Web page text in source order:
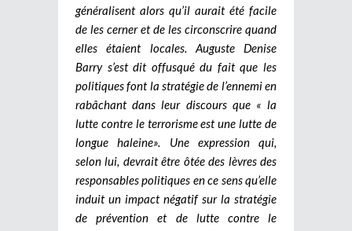
généralisent alors qu’il aurait été facile
de les cerner et de les circonscrire quand
elles étaient locales. Auguste Denise
Barry s’est dit offusqué du fait que les
politiques font la stratégie de l’ennemi en
rabâchant dans leur discours que « la
lutte contre le terrorisme est une lutte de
longue haleine». Une expression qui,
selon lui, devrait être ôtée des lèvres des
responsables politiques en ce sens qu’elle
induit un impact négatif sur la stratégie
de prévention et de lutte contre le